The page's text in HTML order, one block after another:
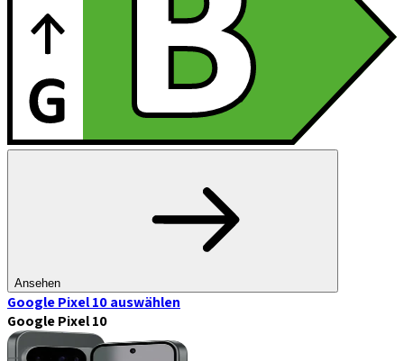
Ansehen
Google Pixel 10auswählen
Google Pixel 10